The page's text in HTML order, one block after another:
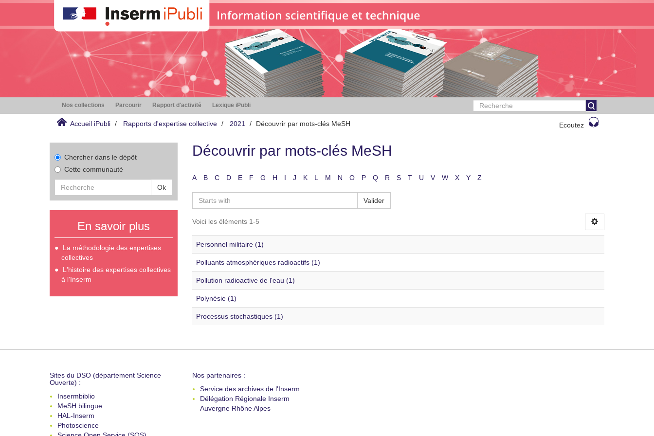
Nos collections Parcourir Rapport d'activité Lexique iPubli
Accueil iPubli Rapports d'expertise collective 2021 Découvrir par mots-clés MeSH Ecoutez
Chercher dans le dépôt
Cette communauté
Ok
En savoir plus
La méthodologie des expertises
collectives
L'histoire des expertises collectives
à l'Inserm
Découvrir par mots-clés MeSH
A B C D E F G H I J K L M N O P Q R S T U V W X Y Z
Valider
Voici les éléments 1-5
Personnel militaire (1)
Polluants atmosphériques radioactifs (1)
Pollution radioactive de l'eau (1)
Polynésie (1)
Processus stochastiques (1)
Sites du DSO (département Science
Ouverte) :
Insermbiblio
MeSH bilingue
HAL-Inserm
Photoscience
Nos partenaires :
Service des archives de l'Inserm
Délégation Régionale Inserm
Auvergne Rhône Alpes